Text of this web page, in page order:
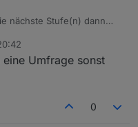
nächste Stufe(n) dann
(zu konfigurieren in
sammeln und dann
und ermittteln was am
Umfrage sonst
0